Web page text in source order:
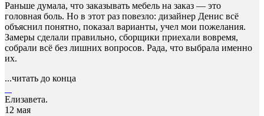
Раньше думала, что заказывать мебель на заказ — это
головная боль. Но в этот раз повезло: дизайнер Денис всё
объяснил понятно, показал варианты, учел мои пожелания.
Замеры сделали правильно, сборщики приехали вовремя,
собрали всё без лишних вопросов. Рада, что выбрала именно
их.
...читать до конца
Елизавета.
12 мая